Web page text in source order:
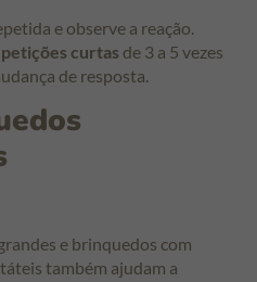
e observe a reação.
curtas de 3 a 5 vezes
de resposta.
e brinquedos com
também ajudam a